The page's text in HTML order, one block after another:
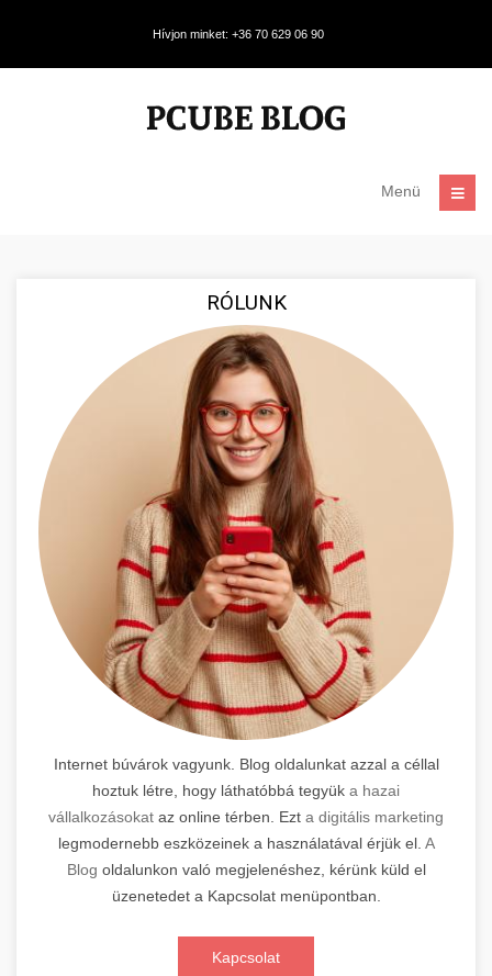
Hívjon minket: +36 70 629 06 90
Menü
RÓLUNK
Internet búvárok vagyunk. Blog oldalunkat azzal a céllal
hoztuk létre, hogy láthatóbbá tegyük a hazai
vállalkozásokat az online térben. Ezt a digitális marketing
legmodernebb eszközeinek a használatával érjük el. A
Blog oldalunkon való megjelenéshez, kérünk küld el
üzenetedet a Kapcsolat menüpontban.
Kapcsolat